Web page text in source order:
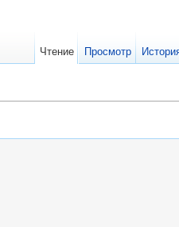
Чтение Просмотр